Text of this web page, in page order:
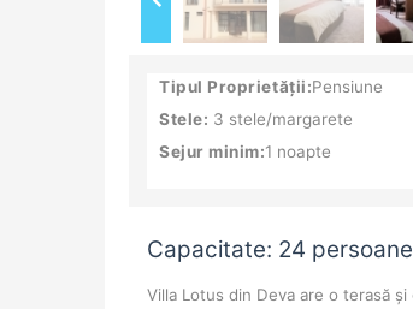
Tipul Proprietății:Pensiune
Stele: 3 stele/margarete
Sejur minim:1 noapte
Capacitate: 24
Villa Lotus din Deva are o terasă